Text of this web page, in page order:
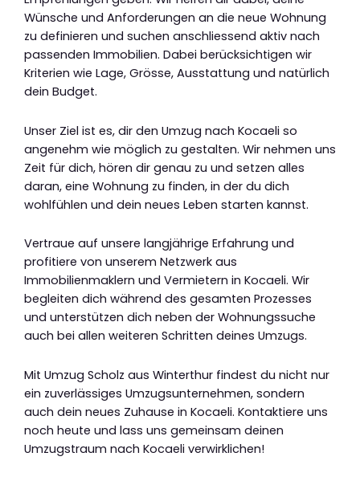
Wünsche und Anforderungen an die neue Wohnung
zu definieren und suchen anschliessend aktiv nach
passenden Immobilien. Dabei berücksichtigen wir
Kriterien wie Lage, Grösse, Ausstattung und natürlich
dein Budget.
Unser Ziel ist es, dir den Umzug nach Kocaeli so
angenehm wie möglich zu gestalten. Wir nehmen uns
Zeit für dich, hören dir genau zu und setzen alles
daran, eine Wohnung zu finden, in der du dich
wohlfühlen und dein neues Leben starten kannst.
Vertraue auf unsere langjährige Erfahrung und
profitiere von unserem Netzwerk aus
Immobilienmaklern und Vermietern in Kocaeli. Wir
begleiten dich während des gesamten Prozesses
und unterstützen dich neben der Wohnungssuche
auch bei allen weiteren Schritten deines Umzugs.
Mit Umzug Scholz aus Winterthur findest du nicht nur
ein zuverlässiges Umzugsunternehmen, sondern
auch dein neues Zuhause in Kocaeli. Kontaktiere uns
noch heute und lass uns gemeinsam deinen
Umzugstraum nach Kocaeli verwirklichen!